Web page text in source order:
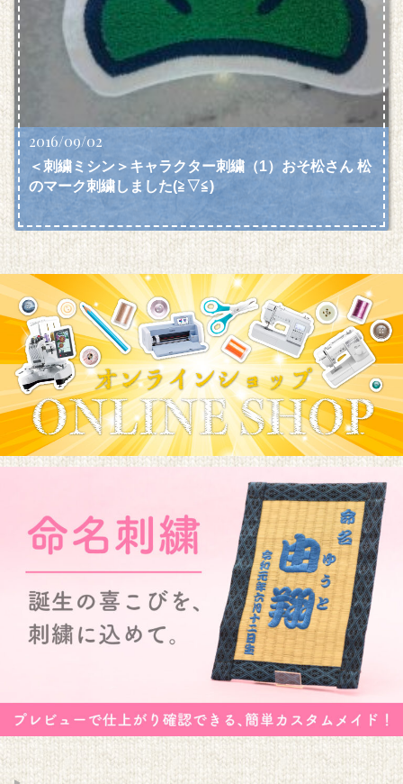
2016/09/02
＜刺繍ミシン＞キャラクター刺繍（1）おそ松さん 松
のマーク刺繍しました(≧▽≦)